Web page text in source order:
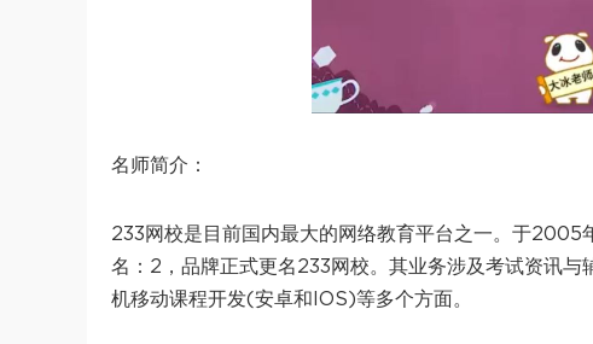
名师简介：
233网校是目前国内最大的网络教育平台之一。于2005
名：2，品牌正式更名233网校。其业务涉及考试资讯
机移动课程开发(安卓和IOS)等多个方面。